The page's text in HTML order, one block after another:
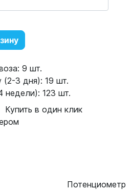
9 шт.
(2-3 дня): 19 шт.
недели): 123 шт.
Купить в один клик
Потенциометр